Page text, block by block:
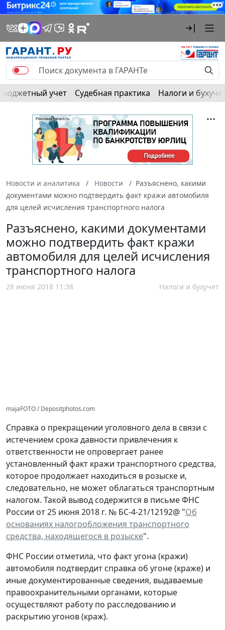
Бюджетный учет Судебная практика Налоги и
Новости и аналитика Новости
Разъяснено, какими
документами можно подтвердить факт кражи автомобиля
для целей исчисления транспортного налога
Разъяснено, какими документами
можно подтвердить факт кражи
автомобиля для целей исчисления
транспортного налога
28 июня 2018 11:38 Налоги и бухучет
majaFOTO / Depositphotos.com
Справка о прекращении уголовного дела в связи с
истечением срока давности привлечения к
ответственности не опровергает ранее
установленный факт кражи транспортного средства,
которое продолжает находиться в розыске и,
следовательно, не может облагаться транспортным
налогом. Такой вывод содержится в письме ФНС
России от 25 июня 2018 г. № БС-4-21/12192@ "Об
основаниях налогообложения транспортного
средства, находящегося в розыске".
ФНС России отметила, что факт угона (кражи)
автомобиля подтвердит справка об угоне (краже) и
иные документированные сведения, выдаваемые
правоохранительными органами, которые
осуществляют работу по расследованию и
раскрытию угонов (краж).